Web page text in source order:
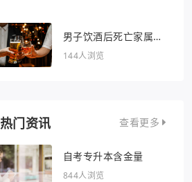
男子饮酒后死亡家属索
赔36万被驳回
144人浏览
热门资讯 查看更多
自考专升本含金量
844人浏览